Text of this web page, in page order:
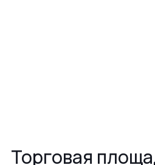
Торговая